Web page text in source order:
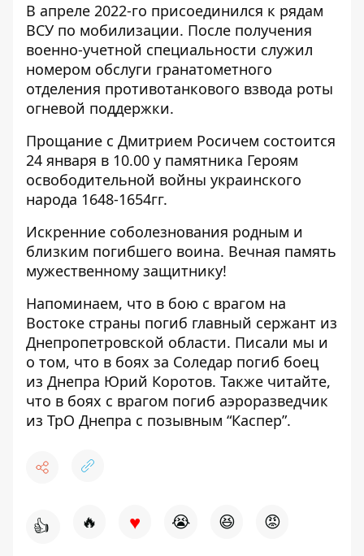
В апреле 2022-го присоединился к рядам
ВСУ по мобилизации. После получения
военно-учетной специальности служил
номером обслуги гранатометного
отделения противотанкового взвода роты
огневой поддержки.
Прощание с Дмитрием Росичем состоится
24 января в 10.00 у памятника Героям
освободительной войны украинского
народа 1648-1654гг.
Искренние соболезнования родным и
близким погибшего воина. Вечная память
мужественному защитнику!
Напоминаем, что в бою с врагом на
Востоке страны погиб главный сержант из
Днепропетровской области. Писали мы и
о том, что в боях за Соледар погиб боец
из Днепра Юрий Коротов. Также читайте,
что в боях с врагом погиб аэроразведчик
из ТрО Днепра с позывным “Каспер”.
👍 🔥 ♥ 😭 😆 😡